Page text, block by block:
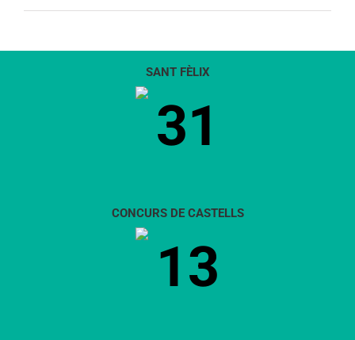
SANT FÈLIX
31
CONCURS DE CASTELLS
13